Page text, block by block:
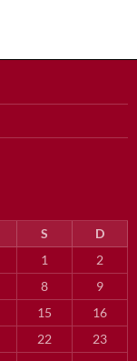
S
D
1
2
8
9
15
16
22
23